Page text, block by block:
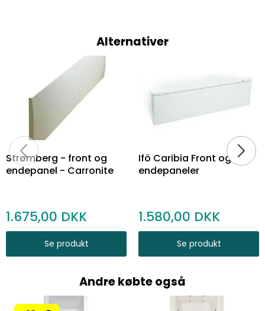
Alternativer
Strømberg - front og
endepanel - Carronite
1.675,00
Se produkt
Ifö Caribia Front og
endepaneler
1.580,00
Se produkt
Andre købte også